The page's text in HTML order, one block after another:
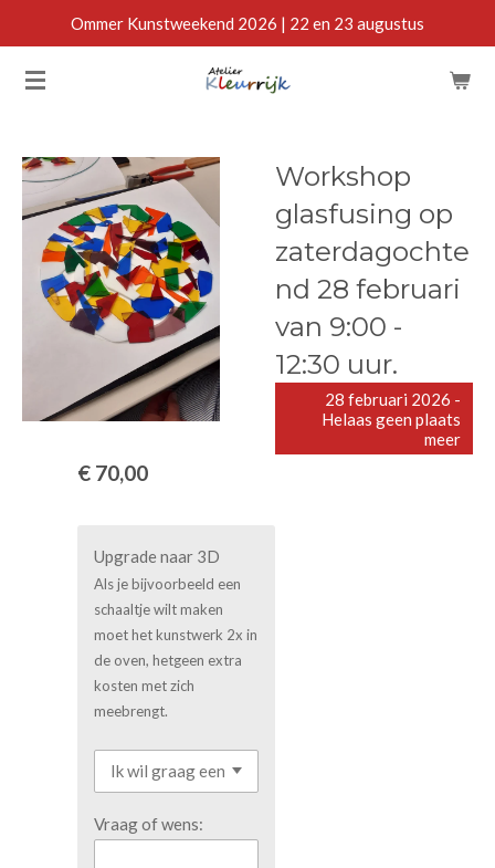
naar
Ommer Kunstweekend 2026 | 22 en 23 augustus
Workshop
glasfusing op
zaterdagochte
nd 28 februari
van 9:00 -
12:30 uur.
28 februari 2026 -
Helaas geen plaats
meer
€ 70,00
Upgrade naar 3D
Als je bijvoorbeeld een
schaaltje wilt maken
moet het kunstwerk 2x in
de oven, hetgeen extra
kosten met zich
meebrengt.
Vraag of wens: